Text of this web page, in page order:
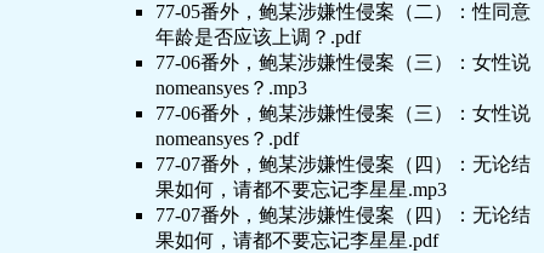
77-05番外，鲍某涉嫌性侵案（二）：性同意
年龄是否应该上调？.pdf
77-06番外，鲍某涉嫌性侵案（三）：女性说
nomeansyes？.mp3
77-06番外，鲍某涉嫌性侵案（三）：女性说
nomeansyes？.pdf
77-07番外，鲍某涉嫌性侵案（四）：无论结
果如何，请都不要忘记李星星.mp3
77-07番外，鲍某涉嫌性侵案（四）：无论结
果如何，请都不要忘记李星星.pdf